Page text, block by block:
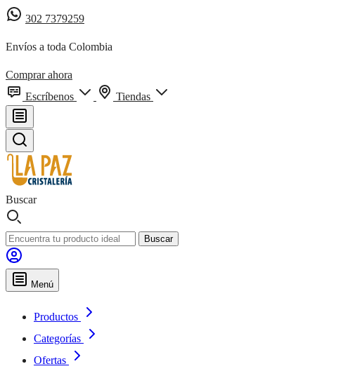
302 7379259
Envíos a toda Colombia
Comprar ahora
Escríbenos
Tiendas
Buscar
Buscar
Menú
Productos
Categorías
Ofertas